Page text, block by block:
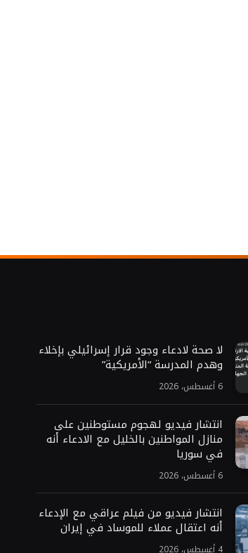
لا صحة لادعاء وجود قرار إسرائيلي بإخلاء
وهدم المدرسة “الأمريكية”
6 أغسطس، 2026
انتشار فيديو لهجوم مستوطنين على
منازل المواطنين بالخليل مع الادعاء أنه
في سوريا
6 أغسطس، 2026
انتشار فيديو من فيلم عراقي مع الإدعاء
أنه اعتقال عملاء للموساد في إيران
4 أغسطس، 2026